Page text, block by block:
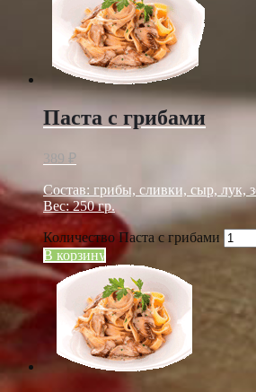
Паста с грибами
389 ₽
Состав: грибы, сливки, сыр, лук,
Вес: 250 гр.
Количество Паста с грибами
В корзину